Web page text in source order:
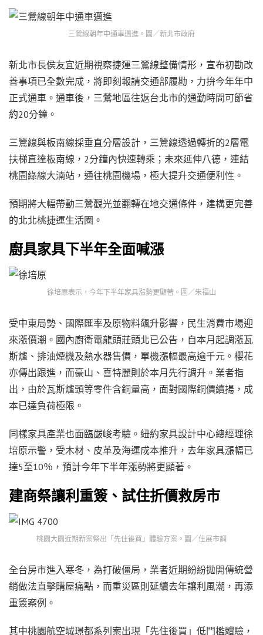
三鶯線朝年中通車邁進。圖／新北市政府
新北市長侯友宜近期視察捷運三鶯線整備情形，宣布初勘改
善事項已全數完成，將即刻報請交通部履勘，力拚今年年中
正式通車。通車後，三鶯地區往返台北市的通勤時間可節省
約20分鐘。
三鶯線與板南線採垂直分層設計，三鶯線透過轉折的2層電
扶梯直達板南線，2分鐘內快速轉乘；未來延伸八德，連結
桃園綠線大湳站，通往桃園機場，極大提升交通便利性。
預期將大幅帶動三鶯觀光並翻轉在地交通條件，建構更完善
的北北桃捷運生活圈。
廚具家具下半年全面喊漲
徐培原表示，今年下半年家具漲勢更顯著。圖／朱福山
受中東局勢、國際匯率及原物料飆升影響，民生消費市場迎
來漲價潮。國內廚衛電龍頭莊頭北已公告，自本月起調漲瓦
斯爐、排油煙機及熱水器售價，單機漲幅最高逾千元。櫻花
亦傳出跟進，而豪山、喜特麗則於本月先行調升。業者指
出，由於瓦斯爐頭等零件含銅量高，面對國際銅價續揚，成
本已達負荷極限。
同樣家具產業也面臨嚴峻考驗。紐約家具設計中心總經理徐
培原示警，受木材、皮革及海運成本推升，去年家具漲幅已
達5至10％，預計今年下半年漲勢將更顯著。
建商祭讓利重簽、試住折價救房市
桃園大園近期新案祭出「先住後買」體驗方案。圖／住展市調
全台房市進入寒冬，為打破僵局，業者近期紛紛拋開傳統營
銷做法直擊購屋痛點，而重災區則延續去年讓利風潮，再添
重簽案例。
其中桃園航空城璟都系列案出現「先住後買」低門檻體驗，